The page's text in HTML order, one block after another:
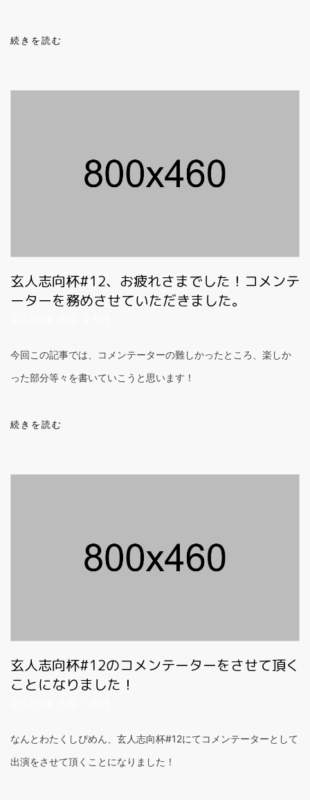
続きを読む
玄人志向杯#12、お疲れさまでした！コメンテ
ーターを務めさせていただきました。
今回この記事では、コメンテーターの難しかったところ、楽しか
った部分等々を書いていこうと思います！
続きを読む
玄人志向杯#12のコメンテーターをさせて頂く
ことになりました！
なんとわたくしぴめん、玄人志向杯#12にてコメンテーターとして
出演をさせて頂くことになりました！